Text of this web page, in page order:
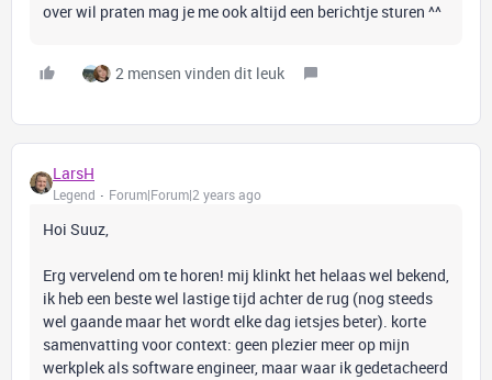
over wil praten mag je me ook altijd een berichtje sturen ^^
2 mensen vinden dit leuk
LarsH
Legend Forum|Forum|2 years ago
Hoi Suuz,
Erg vervelend om te horen! mij klinkt het helaas wel bekend,
ik heb een beste wel lastige tijd achter de rug (nog steeds
wel gaande maar het wordt elke dag ietsjes beter). korte
samenvatting voor context: geen plezier meer op mijn
werkplek als software engineer, maar waar ik gedetacheerd